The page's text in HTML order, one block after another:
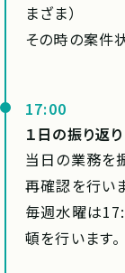
まざま）
その時の案件
17:00
１日の振り返り
当日の業務を
再確認を行い
毎週水曜は
頓を行います。